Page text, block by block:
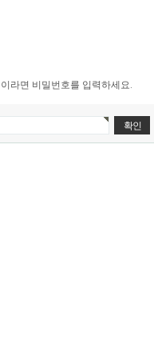
라면 비밀번호를 입력하세요.